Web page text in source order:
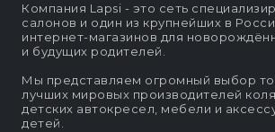
Компания Lapsi - это сеть
салонов и один из крупнейших в
интернет-магазинов для
и будущих родителей.
Мы представляем огромный выбор
лучших мировых производителей
детских автокресел, мебели и
детей.